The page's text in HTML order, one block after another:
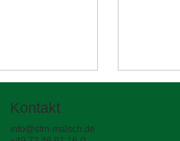
Kontakt
info@stm-malsch.de